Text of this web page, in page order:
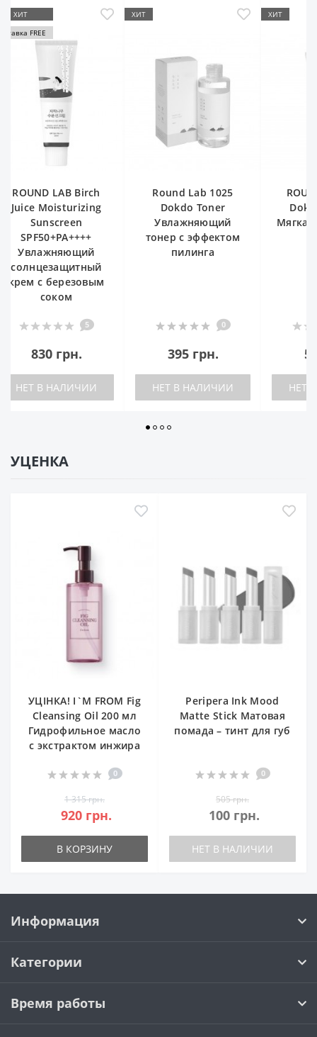
Birch
5
Round Lab 1025
Dokdo Toner
Увлажняющий
тонер с эффектом
0
НЕТ В НАЛИЧИИ
ROUND LAB 1025
Dokdo Cleanser
Мягкая очищающая
3
НЕТ В НАЛИЧИИ
УЦЕНКА
УЦІНКА! I`M FROM Fig
Cleansing Oil 200 мл
Гидрофильное масло
с экстрактом инжира
0
1 315 грн.
920 грн.
В КОРЗИНУ
Peripera Ink Mood
Matte Stick Матовая
помада – тинт для губ
0
505 грн.
100 грн.
НЕТ В НАЛИЧИИ
Информация
Категории
Время работы